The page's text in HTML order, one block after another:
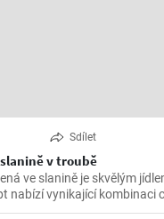
Sdílet
v troubě
ve slanině je skvělým
nabízí vynikající kombinaci
a slanina dodává